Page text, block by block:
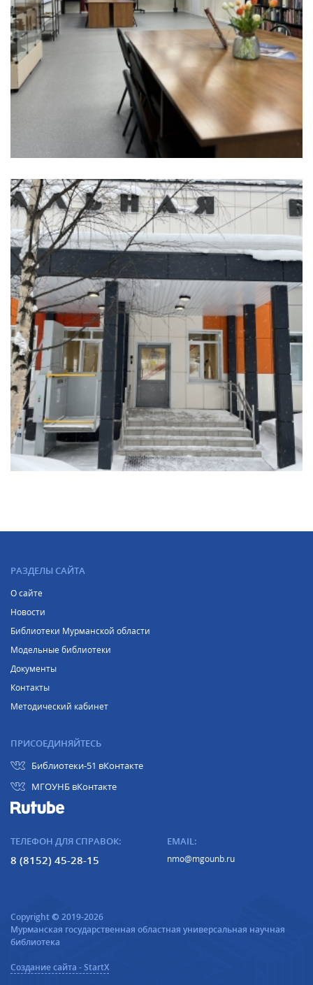
РАЗДЕЛЫ САЙТА
О сайте
Новости
Библиотеки Мурманской области
Модельные библиотеки
Документы
Контакты
Методический кабинет
ПРИСОЕДИНЯЙТЕСЬ
Библиотеки-51 вКонтакте
МГОУНБ вКонтакте
Copyright © 2019-2026
Мурманская государственная областная универсальная научная
библиотека
Создание сайта - StartX
ТЕЛЕФОН ДЛЯ СПРАВОК:
8 (8152) 45-28-15
EMAIL:
nmo@mgounb.ru